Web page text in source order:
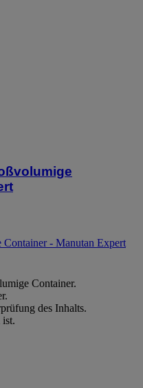
- Manutan Expert
Container.
des Inhalts.